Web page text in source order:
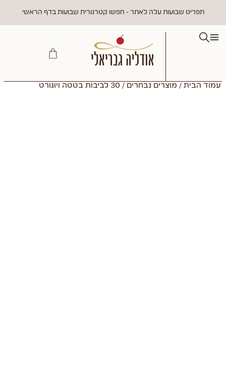
תפריט שבועות עלה לאתר - חפשו קטרגורית שבועות בדף הראשי
עמוד הבית / מוצרים נבחרים / 30 לביבות בטטה ויוגורט